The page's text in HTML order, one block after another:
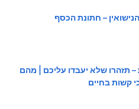
– חתונת הכסף
תזהרו שלא יעבדו עליכם | מהם
קשות בחיים